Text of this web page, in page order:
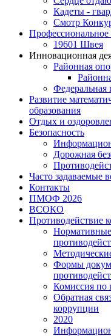
Кадеты -
Смотр
Профессиональное
19601 Швея
Инновационная
Районная
Федеральная
Развитие
образования
Отдых и
Безопасность
Дорожная
Часто задаваемые
Контакты
ПМОФ 2026
ВСОКО
Противодействие
Формы
Комиссия по
Обратная
коррупции
2020